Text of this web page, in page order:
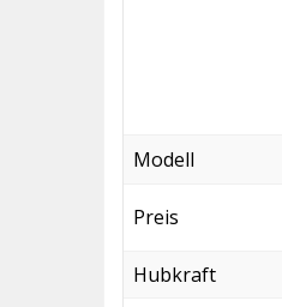
Modell
Preis
Hubkraft